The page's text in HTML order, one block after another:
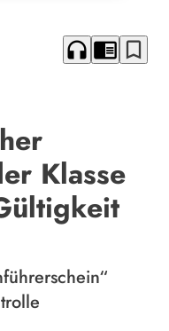
headphones chrome_reader_mode bookmark_border
Klasse